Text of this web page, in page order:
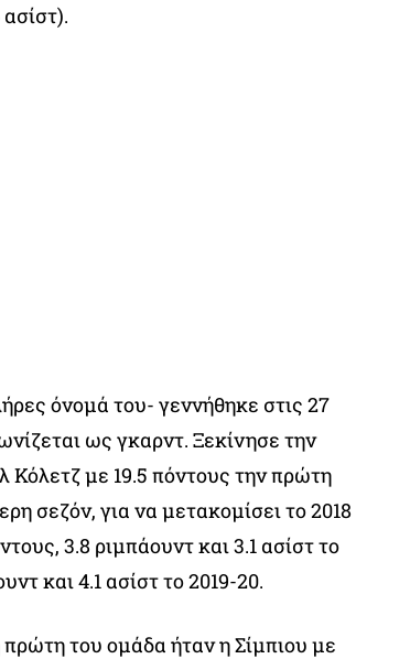
όνομά του- γεννήθηκε στις 27
ως γκαρντ. Ξεκίνησε την
Κόλετζ με 19.5 πόντους την πρώτη
σεζόν, για να μετακομίσει το 2018
3.8 ριμπάουντ και 3.1 ασίστ το
και 4.1 ασίστ το 2019-20.
του ομάδα ήταν η Σίμπιου με